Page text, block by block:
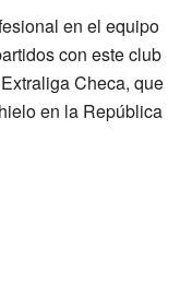
en el equipo
con este club
Checa, que
en la República